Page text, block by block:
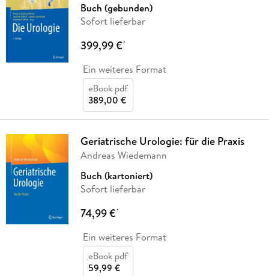
Buch (gebunden)
Sofort lieferbar
399,99 €*
Ein weiteres Format
eBook pdf
389,00 €
Geriatrische Urologie: für die Praxis
Andreas Wiedemann
Buch (kartoniert)
Sofort lieferbar
74,99 €*
Ein weiteres Format
eBook pdf
59,99 €